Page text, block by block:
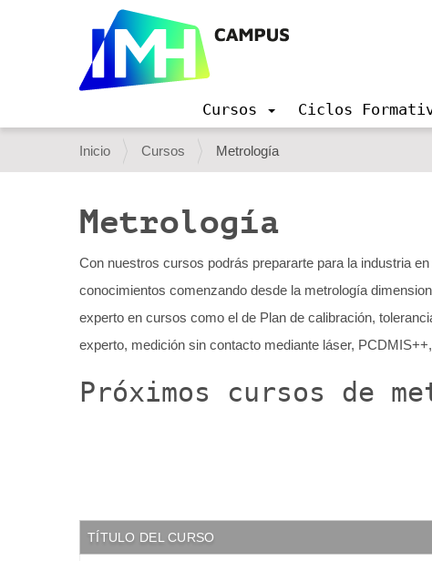
v
a
c
i
n
Cursos Ciclos
U
s
e
d
e
s
t
a
Inicio Cursos Metrología
Metrología
Con nuestros cursos podrás prepararte para la industria
conocimientos comenzando desde la metrología
experto en cursos como el de Plan de calibración,
experto, medición sin contacto mediante láser,
Próximos cursos de
TÍTULO DEL CURSO